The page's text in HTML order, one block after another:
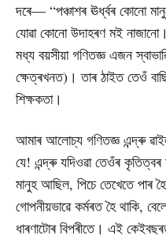
দৰে— “পঞ্চাশৰ ঊৰ্ধ্বৰ কোনো
যোৱা কোনো উদাহৰণ মই
মধ্য বয়সীয়া গণিতজ্ঞ এজন
ক্ষেত্ৰখনত)। তাৰ ঠাইত তেওঁ
শিক্ষকতা।
আমাৰ আলোচ্য গণিতজ্ঞ এন্দ্ৰু
যে! এন্দ্ৰু যদিওৱা তেওঁৰ
মানুহ আছিল, পিচে তেখেতে পাৰ
গোপনীয়ভাৱে কৰ্মৰত হৈ থাকি,
ধাৰণাটোৰ বিপৰীতে। এই